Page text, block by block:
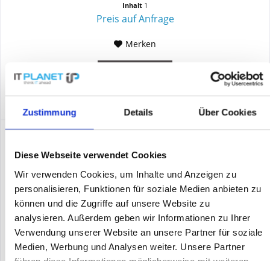
Zustimmung Details Über Cookies
Diese Webseite verwendet Cookies
Wir verwenden Cookies, um Inhalte und Anzeigen zu
personalisieren, Funktionen für soziale Medien anbieten zu
können und die Zugriffe auf unsere Website zu
analysieren. Außerdem geben wir Informationen zu Ihrer
Verwendung unserer Website an unsere Partner für soziale
Medien, Werbung und Analysen weiter. Unsere Partner
Inhalt 1
Preis auf Anfrage
Merken
DATALOGIC DE1011-SR-K DEMO